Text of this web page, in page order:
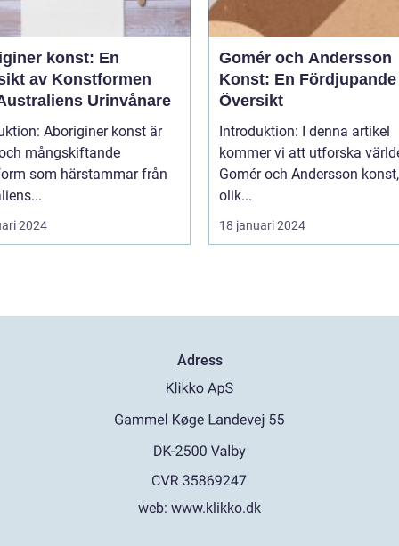
konst: En
av Konstformen
Urinvånare
Aboriginer konst är
mångskiftande
som härstammar från
2024
Gomér och Andersson
Konst: En Fördjupande
Översikt
Introduktion: I denna artikel
kommer vi att utforska
Gomér och Andersson
olik...
18 januari 2024
Adress
web: www.klikko.dk